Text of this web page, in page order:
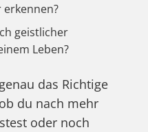
geistlicher
Leben?
das Richtige
du nach mehr
oder noch